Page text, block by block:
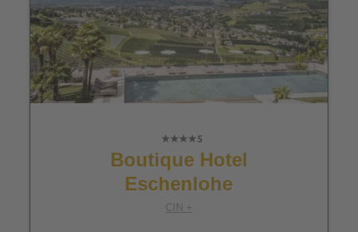
Boutique Hotel
Eschenlohe
CIN +